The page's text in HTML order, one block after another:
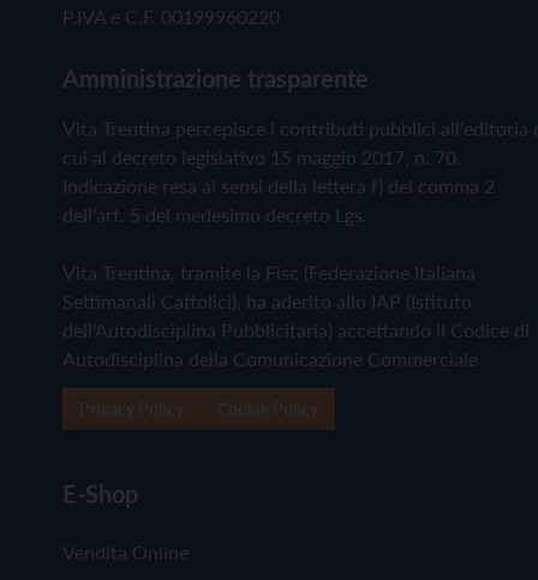
P.IVA e C.F. 00199960220
Amministrazione trasparente
Vita Trentina percepisce i contributi pubblici all'editoria
cui al decreto legislativo 15 maggio 2017, n. 70.
Indicazione resa ai sensi della lettera f) del comma 2
dell'art. 5 del medesimo decreto Lgs.
Vita Trentina, tramite la Fisc (Federazione Italiana
Settimanali Cattolici), ha aderito allo IAP (Istituto
dell'Autodisciplina Pubblicitaria) accettando il Codice di
Autodisciplina della Comunicazione Commerciale
E-Shop
Vendita Online